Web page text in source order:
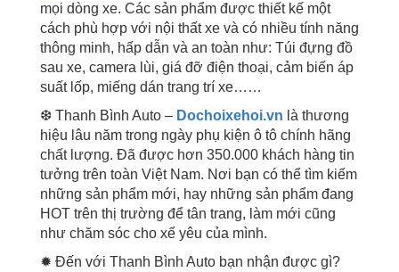
mọi dòng xe. Các sản phẩm được thiết kế một
cách phù hợp với nội thất xe và có nhiều tính năng
thông minh, hấp dẫn và an toàn như: Túi đựng đồ
sau xe, camera lùi, giá đỡ điện thoại, cảm biến áp
suất lốp, miếng dán trang trí xe……
❆ Thanh Bình Auto – Dochoixehoi.vn là thương
hiệu lâu năm trong ngày phụ kiện ô tô chính hãng
chất lượng. Đã được hơn 350.000 khách hàng tin
tưởng trên toàn Việt Nam. Nơi bạn có thể tìm kiếm
những sản phẩm mới, hay những sản phẩm đang
HOT trên thị trường để tân trang, làm mới cũng
như chăm sóc cho xế yêu của mình.
✹ Đến với Thanh Bình Auto bạn nhận được gì?